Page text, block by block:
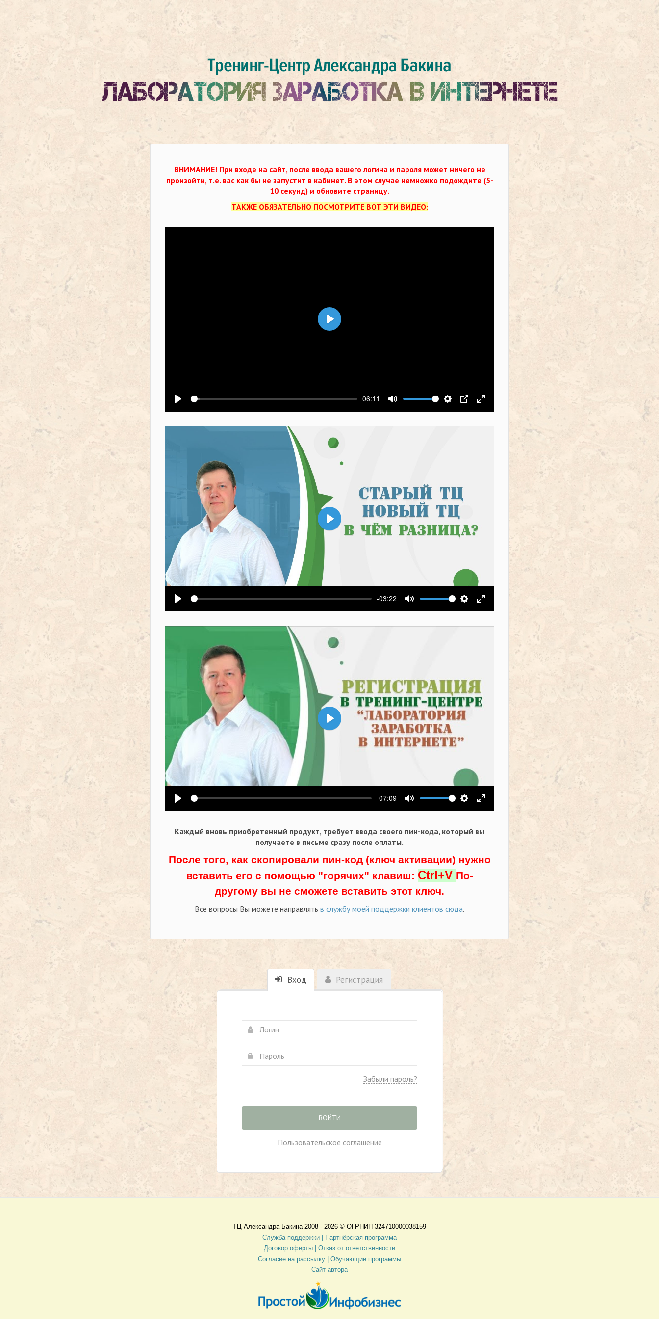
ВНИМАНИЕ! При входе на сайт, после ввода вашего логина и пароля может ничего не
произойти, т.е. вас как бы не запустит в кабинет. В этом случае немножко подождите (5-
10 секунд) и обновите страницу.
ТАКЖЕ ОБЯЗАТЕЛЬНО ПОСМОТРИТЕ ВОТ ЭТИ ВИДЕО:
Воспроизвести
06:11
Выключить звукНастройки
PIP На весь экран
Воспроизвести
Воспроизвести
-03:22
Выключить звукНастройки
На весь экран
Воспроизвести
Воспроизвести
-07:09
Выключить звукНастройки
На весь экран
Воспроизвести
Каждый вновь приобретенный продукт, требует ввода своего пин-кода, который вы
получаете в письме сразу после оплаты.
После того, как скопировали пин-код (ключ активации) нужно
вставить его с помощью "горячих" клавиш: Ctrl+V По-
другому вы не сможете вставить этот ключ.
Все вопросы Вы можете направлять в службу моей поддержки клиентов сюда.
Вход Регистрация
Забыли пароль?
ВОЙТИ
Пользовательское соглашение
ТЦ Александра Бакина 2008 - 2026 © ОГРНИП 324710000038159
Служба поддержки |
Партнёрская программа
Договор оферты
| Отказ от ответственности
Согласие на рассылку | Обучающие программы
Сайт автора